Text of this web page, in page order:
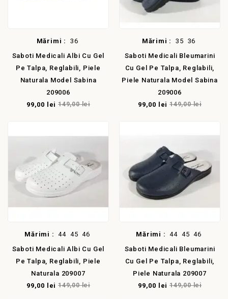
Mărimi :
36
Saboti Medicali Albi Cu Gel
Pe Talpa, Reglabili, Piele
Naturala Model Sabina
209006
99,00 lei 149,00 lei
Mărimi : 35 36
Saboti Medicali Bleumarini
Cu Gel Pe Talpa, Reglabili,
Piele Naturala Model Sabina
209006
99,00 lei 149,00 lei
Mărimi : 44 45 46
Saboti Medicali Albi Cu Gel
Pe Talpa, Reglabili, Piele
Naturala 209007
99,00 lei 149,00 lei
Mărimi : 44 45 46
Saboti Medicali Bleumarini
Cu Gel Pe Talpa, Reglabili,
Piele Naturala 209007
99,00 lei 149,00 lei